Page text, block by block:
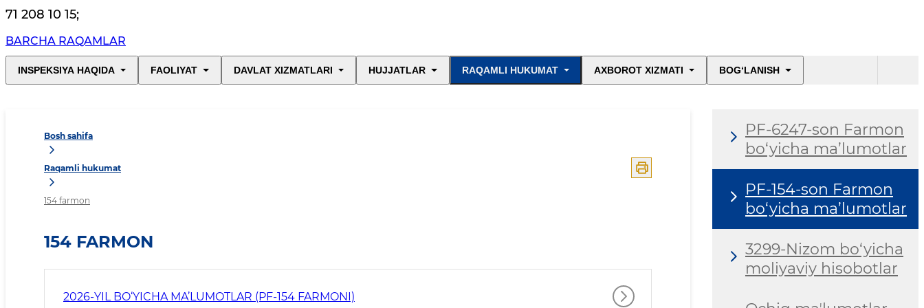
71 208 10 15;
BARCHA RAQAMLAR
INSPEKSIYA HAQIDA FAOLIYAT DAVLAT XIZMATLARI HUJJATLAR RAQAMLI HUKUMAT AXBOROT XIZMATI BOG‘LANISH
Bosh sahifa
Raqamli hukumat
154 farmon
154 FARMON
2026-YIL BO‘YICHA MA’LUMOTLAR (PF-154 FARMONI)
PF-6247-son Farmon
bo‘yicha ma’lumotlar
PF-154-son Farmon
bo‘yicha ma’lumotlar
3299-Nizom bo‘yicha
moliyaviy hisobotlar